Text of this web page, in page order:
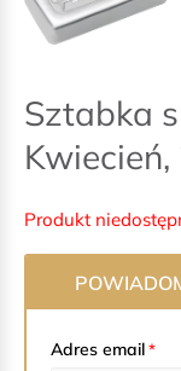
Sztabka
Produkt
Adres email*